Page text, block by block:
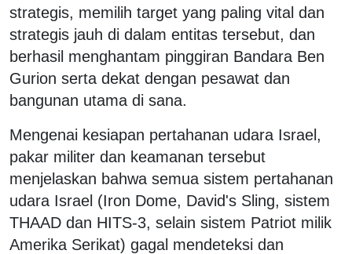
strategis, memilih target yang paling vital dan
strategis jauh di dalam entitas tersebut, dan
berhasil menghantam pinggiran Bandara Ben
Gurion serta dekat dengan pesawat dan
bangunan utama di sana.
Mengenai kesiapan pertahanan udara Israel,
pakar militer dan keamanan tersebut
menjelaskan bahwa semua sistem pertahanan
udara Israel (Iron Dome, David's Sling, sistem
THAAD dan HITS-3, selain sistem Patriot milik
Amerika Serikat) gagal mendeteksi dan